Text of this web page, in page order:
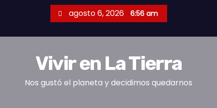
agosto 6, 2026 6:56 am
Vivir en La Tierra
Nos gustó el planeta y decidimos quedarnos